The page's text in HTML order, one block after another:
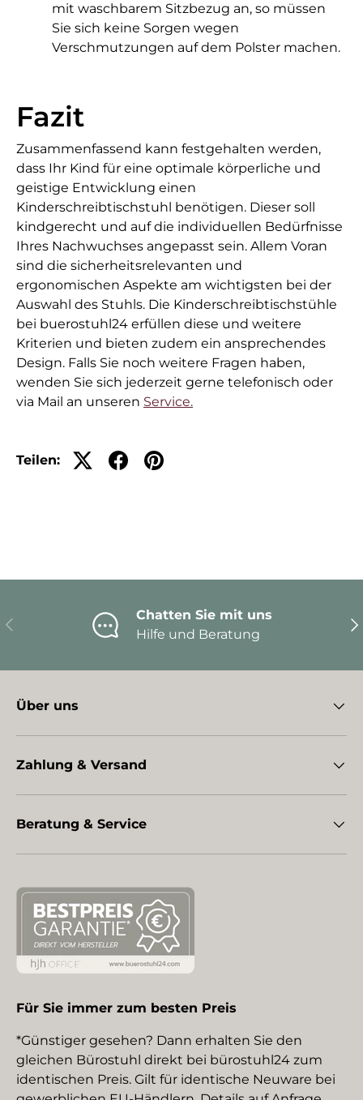
mit waschbarem Sitzbezug an, so müssen
Sie sich keine Sorgen wegen
Verschmutzungen auf dem Polster machen.
Fazit
Zusammenfassend kann festgehalten werden,
dass Ihr Kind für eine optimale körperliche und
geistige Entwicklung einen
Kinderschreibtischstuhl benötigen. Dieser soll
kindgerecht und auf die individuellen Bedürfnisse
Ihres Nachwuchses angepasst sein. Allem Voran
sind die sicherheitsrelevanten und
ergonomischen Aspekte am wichtigsten bei der
Auswahl des Stuhls. Die Kinderschreibtischstühle
bei buerostuhl24 erfüllen diese und weitere
Kriterien und bieten zudem ein ansprechendes
Design. Falls Sie noch weitere Fragen haben,
wenden Sie sich jederzeit gerne telefonisch oder
via Mail an unseren Service.
Teilen:
Vorherige
Chatten Sie mit uns
Hilfe und Beratung
Über uns
Zahlung & Versand
Beratung & Service
Für Sie immer zum besten Preis
*Günstiger gesehen? Dann erhalten Sie den
gleichen Bürostuhl direkt bei bürostuhl24 zum
identischen Preis. Gilt für identische Neuware bei